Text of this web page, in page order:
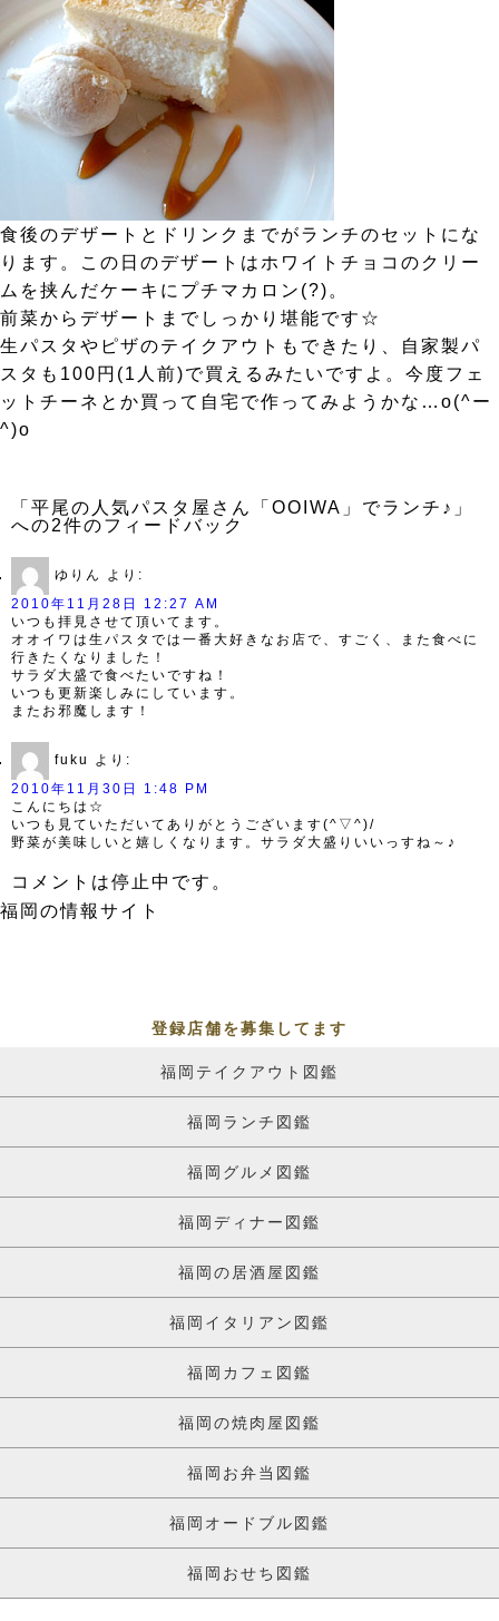
食後のデザートとドリンクまでがランチのセットにな
ります。この日のデザートはホワイトチョコのクリー
ムを挟んだケーキにプチマカロン(?)。
前菜からデザートまでしっかり堪能です☆
生パスタやピザのテイクアウトもできたり、自家製パ
スタも100円(1人前)で買えるみたいですよ。今度フェ
ットチーネとか買って自宅で作ってみようかな…o(^ー
^)o
「平尾の人気パスタ屋さん「OOIWA」でランチ♪」
への2件のフィードバック
ゆりん
より:
2010年11月28日 12:27 AM
いつも拝見させて頂いてます。
オオイワは生パスタでは一番大好きなお店で、すごく、また食べに
行きたくなりました！
サラダ大盛で食べたいですね！
いつも更新楽しみにしています。
またお邪魔します！
fuku
より:
2010年11月30日 1:48 PM
こんにちは☆
いつも見ていただいてありがとうございます(^▽^)/
野菜が美味しいと嬉しくなります。サラダ大盛りいいっすね～♪
コメントは停止中です。
福岡の情報サイト
登録店舗を募集してます
福岡テイクアウト図鑑
福岡ランチ図鑑
福岡グルメ図鑑
福岡ディナー図鑑
福岡の居酒屋図鑑
福岡イタリアン図鑑
福岡カフェ図鑑
福岡の焼肉屋図鑑
福岡お弁当図鑑
福岡オードブル図鑑
福岡おせち図鑑